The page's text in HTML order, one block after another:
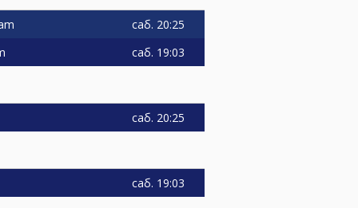
саб. 20:25
саб. 19:03
саб. 20:25
саб. 19:03